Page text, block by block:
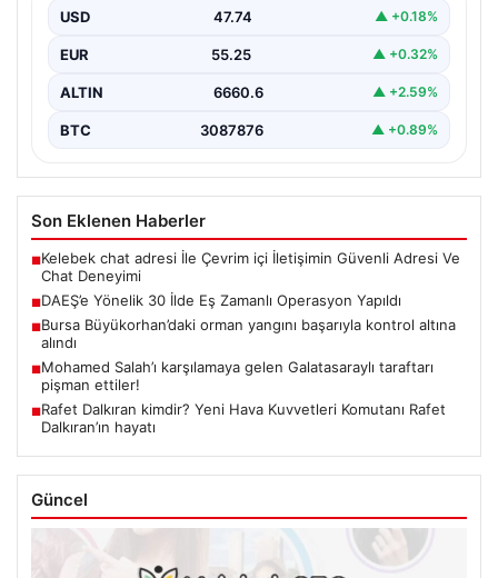
bir operasyon düzenlendi. İçişleri Bakanlığı’nın
koordinasyonunda…
USD 47.74 ▲ +0.18%
EUR 55.25 ▲ +0.32%
ALTIN 6660.6 ▲ +2.59%
BTC 3087876 ▲ +0.89%
Son Eklenen Haberler
■Kelebek chat adresi İle Çevrim içi İletişimin Güvenli Adresi Ve
Chat Deneyimi
■DAEŞ’e Yönelik 30 İlde Eş Zamanlı Operasyon Yapıldı
■Bursa Büyükorhan’daki orman yangını başarıyla kontrol altına
alındı
■Mohamed Salah’ı karşılamaya gelen Galatasaraylı taraftarı
pişman ettiler!
■Rafet Dalkıran kimdir? Yeni Hava Kuvvetleri Komutanı Rafet
Dalkıran’ın hayatı
Güncel